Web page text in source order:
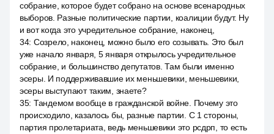
собрание, которое будет собрано на основе всенародных
выборов. Разные политические партии, коалиции будут. Ну
и вот когда это учредительное собрание, наконец,
34: Созрело, наконец, можно было его созывать. Это был
уже начало января, 5 января открылось учредительное
собрание, и большинство депутатов. Там были именно
эсеры. И поддерживавшие их меньшевики, меньшевики,
эсеры выступают таким, знаете?
35: Тандемом вообще в гражданской войне. Почему это
происходило, казалось бы, разные партии. С 1 стороны,
партия пролетариата, ведь меньшевики это рсдрп, то есть